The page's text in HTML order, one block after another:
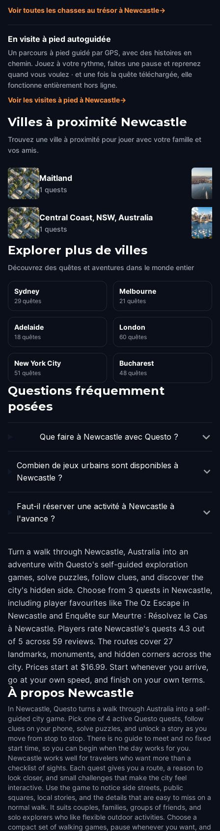
Voir toutes les chasses au trésor à Newcastle→
En visite à pied autoguidée
Un parcours à pied guidé par GPS, avec des histoires en
chemin. Jouez à votre rythme, faites une pause et reprenez
quand vous voulez · et une fois la quête téléchargée, elle
fonctionne entièrement hors ligne.
Voir les visites à pied à Newcastle→
Villes à proximité Newcastle
Trouvez une ville à proximité pour jouer avec votre famille et
vos amis.
Maitland
1 quests
Central Coast, NSW, Australia
1 quests
Explorer plus de villes
Découvrez des quêtes et aventures dans le monde entier
Sydney
29 quêtes
Melbourne
21 quêtes
Adelaide
18 quêtes
London
60 quêtes
New York City
51 quêtes
Bucharest
48 quêtes
Questions fréquemment
posées
Que faire à Newcastle avec Questo ?
Combien de jeux urbains sont disponibles à
Newcastle ?
Faut-il réserver une activité à Newcastle à
l'avance ?
Turn a walk through Newcastle, Australia into an
adventure with Questo's self-guided exploration
games, solve puzzles, follow clues, and discover the
city's hidden side. Choose from 3 quests in Newcastle,
including player favourites like The Oz Escape in
Newcastle and Enquête sur Meurtre : Résolvez le Cas
à Newcastle. Players rate Newcastle's quests 4.3 out
of 5 across 59 reviews. The routes cover 27
landmarks, monuments, and hidden corners across the
city. Prices start at $16.99. Start whenever you arrive,
go at your own speed, and finish on your own terms.
À propos Newcastle
In Newcastle, Questo turns a walk through Australia into a self-
guided city game. Pick one of 4 active Questo quests, follow
clues on your phone, solve puzzles, and unlock a story as you
move from stop to stop. There is no guide to meet and no fixed
start time, so you can begin when the day works for you.
Newcastle works well for travelers who want more than a
checklist of sights. Each quest gives you a route, a reason to
look closer, and small challenges that make the city feel
interactive. Use the game to notice side streets, public
squares, local stories, and the details that are easy to miss on a
normal walk. It suits couples, families, groups of friends, and
solo explorers who like flexible outdoor activities. Choose a
compact set of walking games, pause whenever you want, and